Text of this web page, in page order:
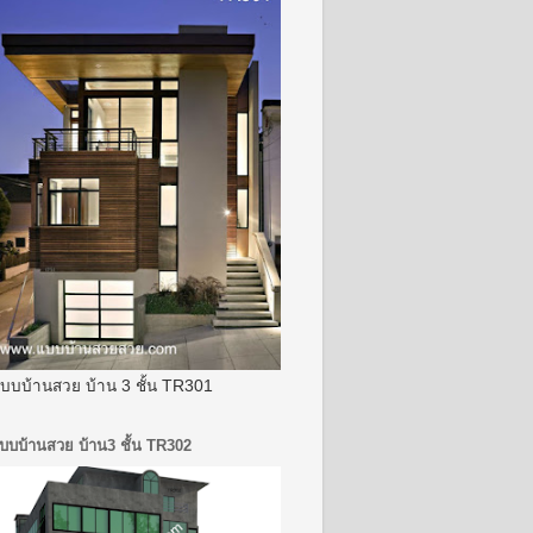
บบ้านสวย บ้าน 3 ชั้น TR301
บบ้านสวย บ้าน3 ชั้น TR302